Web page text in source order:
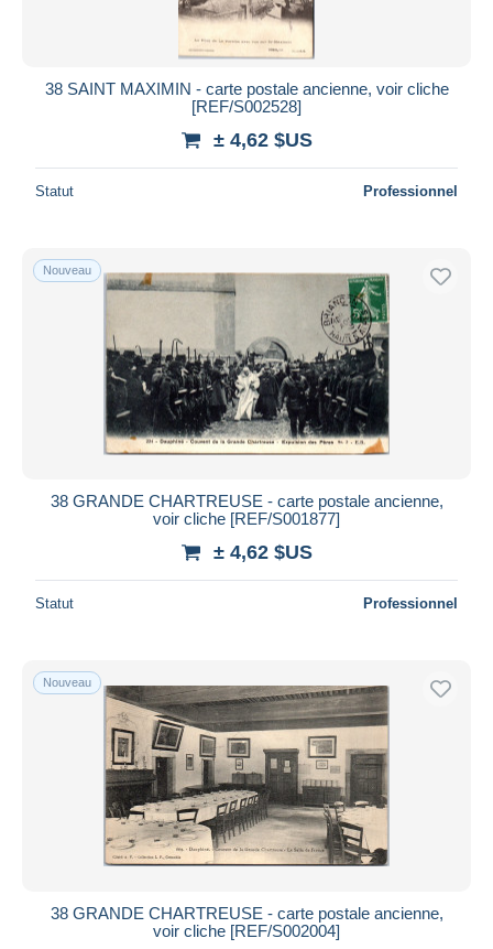
38 SAINT MAXIMIN - carte postale ancienne, voir cliche
[REF/S002528]
± 4,62 $US
Statut Professionnel
Nouveau
38 GRANDE CHARTREUSE - carte postale ancienne,
voir cliche [REF/S001877]
± 4,62 $US
Statut Professionnel
Nouveau
38 GRANDE CHARTREUSE - carte postale ancienne,
voir cliche [REF/S002004]